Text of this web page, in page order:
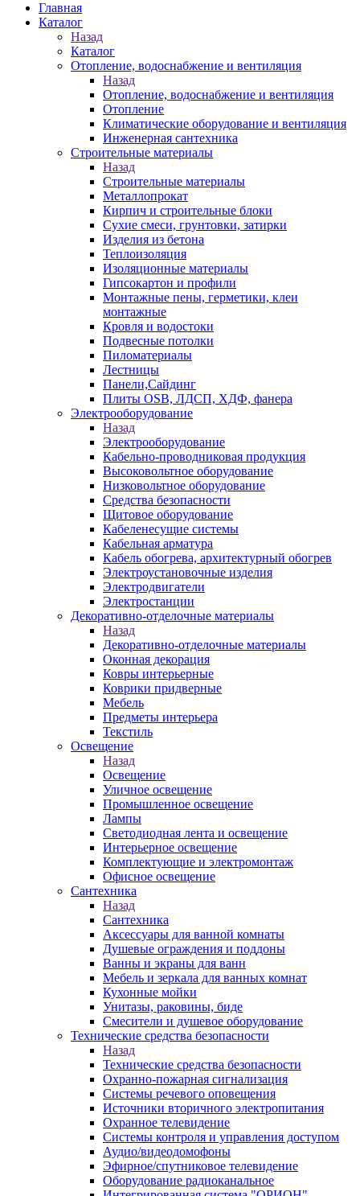
Главная
Каталог
Назад
Каталог
Отопление, водоснабжение и вентиляция
Назад
Отопление, водоснабжение и вентиляция
Отопление
Климатические оборудование и вентиляция
Инженерная сантехника
Строительные материалы
Назад
Строительные материалы
Металлопрокат
Кирпич и строительные блоки
Сухие смеси, грунтовки, затирки
Изделия из бетона
Теплоизоляция
Изоляционные материалы
Гипсокартон и профили
Монтажные пены, герметики, клеи
монтажные
Кровля и водостоки
Подвесные потолки
Пиломатериалы
Лестницы
Панели,Сайдинг
Плиты OSB, ЛДСП, ХДФ, фанера
Электрооборудование
Назад
Электрооборудование
Кабельно-проводниковая продукция
Высоковольтное оборудование
Низковольтное оборудование
Средства безопасности
Щитовое оборудование
Кабеленесущие системы
Кабельная арматура
Кабель обогрева, архитектурный обогрев
Электроустановочные изделия
Электродвигатели
Электростанции
Декоративно-отделочные материалы
Назад
Декоративно-отделочные материалы
Оконная декорация
Ковры интерьерные
Коврики придверные
Мебель
Предметы интерьера
Текстиль
Освещение
Назад
Освещение
Уличное освещение
Промышленное освещение
Лампы
Светодиодная лента и освещение
Интерьерное освещение
Комплектующие и электромонтаж
Офисное освещение
Сантехника
Назад
Сантехника
Аксессуары для ванной комнаты
Душевые ограждения и поддоны
Ванны и экраны для ванн
Мебель и зеркала для ванных комнат
Кухонные мойки
Унитазы, раковины, биде
Смесители и душевое оборудование
Технические средства безопасности
Назад
Технические средства безопасности
Охранно-пожарная сигнализация
Системы речевого оповещения
Источники вторичного электропитания
Охранное телевидение
Системы контроля и управления доступом
Аудио/видеодомофоны
Эфирное/спутниковое телевидение
Оборудование радиоканальное